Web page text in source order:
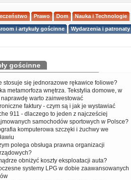
Prawo Dom Nauka i Technologie
i artykuły gościnne Wydarzenia i patronaty
gościnne
stosuje się jednorazowe rękawice foliowe?
metamorfoza wnętrza. Tekstylia domowe, w
naprawdę warto zainwestować
faktury - czym są i jak je wystawiać
911 - dlaczego to jeden z najcześciej
samochodów sportowych w Polsce?
komputerowa szczęki i żuchwy we
polega obsługa prawna organizacji
obniżyć koszty eksploatacji auta?
systemy LPG w dobie zaawansowanych